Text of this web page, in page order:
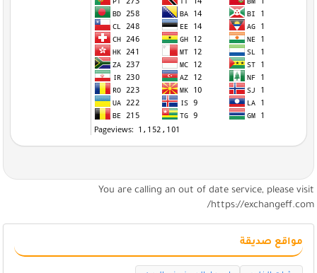
You are calling an out of date service, please visit
https://exchangeff.com/
مواقع صديقة